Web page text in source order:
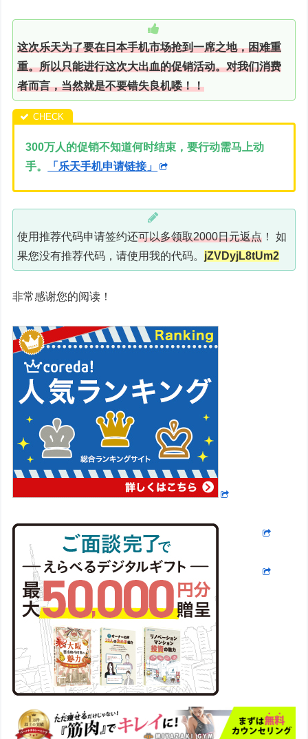
这次乐天为了要在日本手机市场抢到一席之地，困难重
重。所以只能进行这次大出血的促销活动。对我们消费
者而言，当然就是不要错失良机喽！！
300万人的促销不知道何时结束，要行动需马上动
手。
「乐天手机申请链接」
使用推荐代码申请签约还可以多领取2000日元返点 ！ 如
果您没有推荐代码，请使用我的代码。 jZVDyjL8tUm2
非常感谢您的阅读！